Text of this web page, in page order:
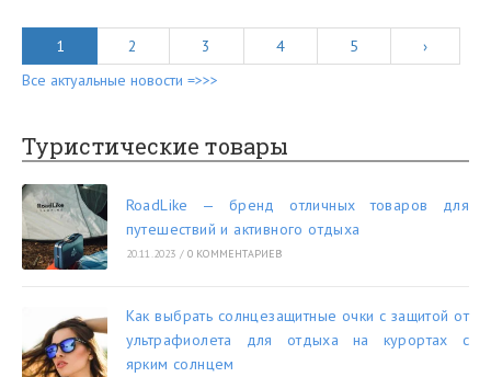
1 2 3 4 5
›
Все актуальные новости =>>>
Туристические товары
RoadLike — бренд отличных товаров для
путешествий и активного отдыха
20.11.2023 / 0 КОММЕНТАРИЕВ
Как выбрать солнцезащитные очки с защитой от
ультрафиолета для отдыха на курортах с
ярким солнцем